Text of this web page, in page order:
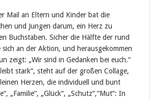
Mail an Eltern und Kinder bat die
und Jungen darum, ein Herz zu
Buchstaben. Sicher die Hälfte der rund
an der Aktion, und herausgekommen
zeigt: „Wir sind in Gedanken bei euch.“
stark“, steht auf der großen Collage,
Herzen, die individuell und bunt
„Familie“, „Glück“, „Schutz“,“Mut“: In